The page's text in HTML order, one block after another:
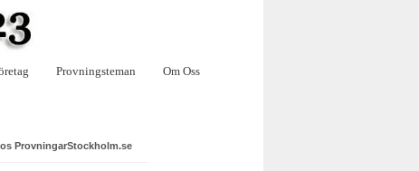
Provningsteman
Om Oss
ProvningarStockholm.se